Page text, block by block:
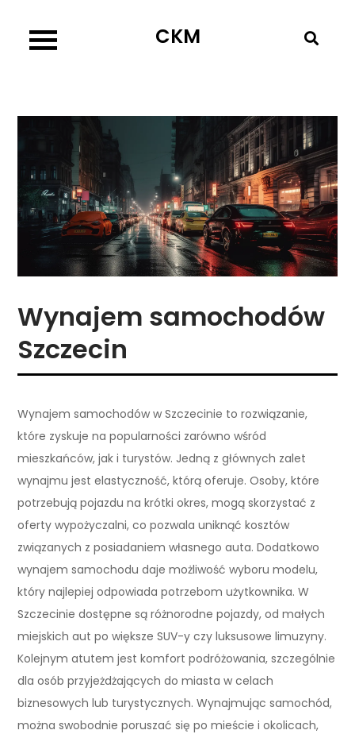
content
CKM
Wynajem samochodów
Szczecin
Wynajem samochodów w Szczecinie to rozwiązanie,
które zyskuje na popularności zarówno wśród
mieszkańców, jak i turystów. Jedną z głównych zalet
wynajmu jest elastyczność, którą oferuje. Osoby, które
potrzebują pojazdu na krótki okres, mogą skorzystać z
oferty wypożyczalni, co pozwala uniknąć kosztów
związanych z posiadaniem własnego auta. Dodatkowo
wynajem samochodu daje możliwość wyboru modelu,
który najlepiej odpowiada potrzebom użytkownika. W
Szczecinie dostępne są różnorodne pojazdy, od małych
miejskich aut po większe SUV-y czy luksusowe limuzyny.
Kolejnym atutem jest komfort podróżowania, szczególnie
dla osób przyjeżdżających do miasta w celach
biznesowych lub turystycznych. Wynajmując samochód,
można swobodnie poruszać się po mieście i okolicach,